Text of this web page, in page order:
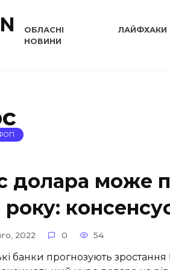
ОБЛАСНІ
НОВИНИ
ЛАЙФХАКИ
долара може
року:
2022 0 54
банки прогнозують